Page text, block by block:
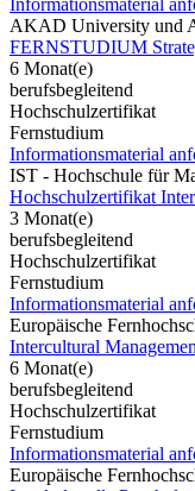
Informationsmaterial
AKAD University und
FERNSTUDIUM
6 Monat(e)
berufsbegleitend
Hochschulzertifikat
Fernstudium
Informationsmaterial
IST - Hochschule für
Hochschulzertifikat
3 Monat(e)
berufsbegleitend
Hochschulzertifikat
Fernstudium
Informationsmaterial
Europäische
Intercultural
6 Monat(e)
berufsbegleitend
Hochschulzertifikat
Fernstudium
Informationsmaterial
Europäische